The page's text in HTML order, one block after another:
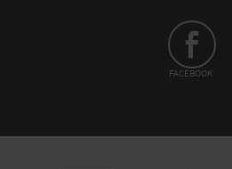
FACEBOOK